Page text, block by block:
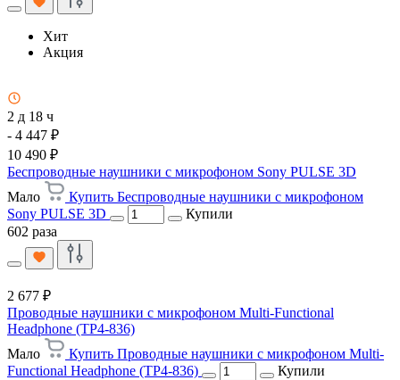
Хит
Акция
2 д 18 ч
- 4 447 ₽
10 490 ₽
Беспроводные наушники с микрофоном Sony PULSE 3D
Мало
Купить Беспроводные наушники с микрофоном
Sony PULSE 3D
Купили
602 раза
2 677 ₽
Проводные наушники с микрофоном Multi-Functional
Headphone (TP4-836)
Мало
Купить Проводные наушники с микрофоном Multi-
Functional Headphone (TP4-836)
Купили